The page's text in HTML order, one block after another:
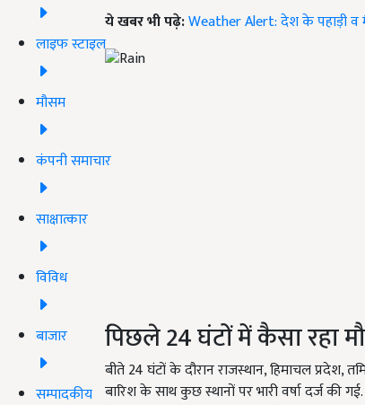
लाइफ स्टाइल
मौसम
कंपनी समाचार
साक्षात्कार
विविध
बाजार
सम्पादकीय
ये खबर भी पढ़े:Weather Alert: देश के पहाड़ी व
पिछले 24 घंटों में कैसा रहा
बीते 24 घंटों के दौरान राजस्थान, हिमाचल प्रदेश,
बारिश के साथ कुछ स्थानों पर भारी वर्षा दर्ज की